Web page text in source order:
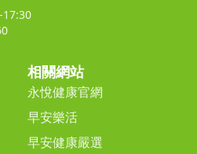
17:30
相關網站
永悅健康官網
早安樂活
早安健康嚴選